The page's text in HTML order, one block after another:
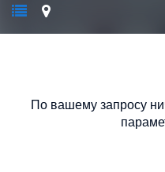
По вашему запросу